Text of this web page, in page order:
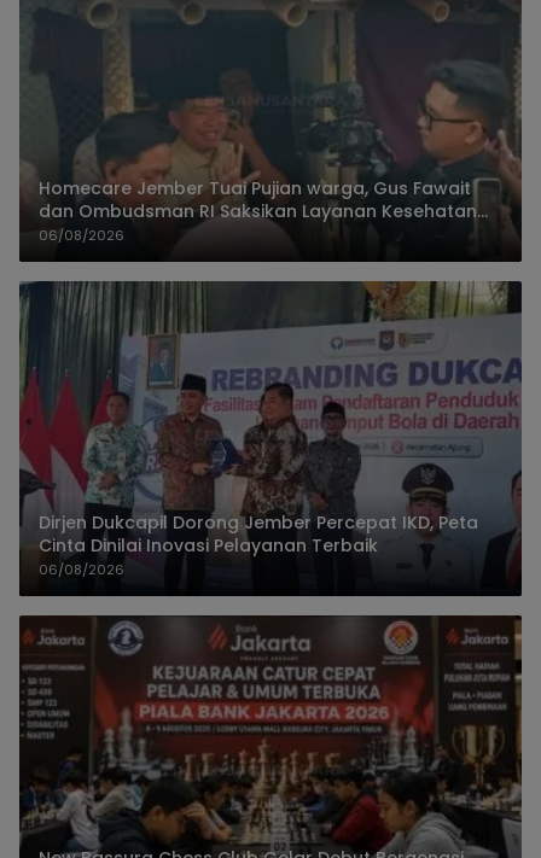
Homecare Jember Tuai Pujian warga, Gus Fawait
dan Ombudsman RI Saksikan Layanan Kesehatan
Rumah Pasien
06/08/2026
Dirjen Dukcapil Dorong Jember Percepat IKD, Peta
Cinta Dinilai Inovasi Pelayanan Terbaik
06/08/2026